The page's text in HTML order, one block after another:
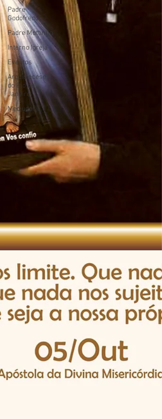
Padre
Godofredo
Padre Mottinha
Interno Igreja
Eventos
Arquidiocese
do Rio de
Janeiro
Medjugorje